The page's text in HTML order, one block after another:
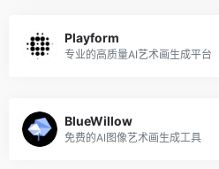
Playform
专业的高质量AI艺术画生成平台
BlueWillow
免费的AI图像艺术画生成工具